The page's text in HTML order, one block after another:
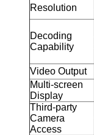
Resolution
Decoding
Capability
Video Output
Multi-screen
Display
Third-party
Camera
Access